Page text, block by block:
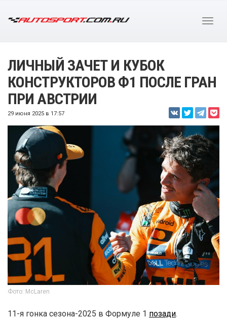
ЛИЧНЫЙ ЗАЧЕТ И КУБОК
КОНСТРУКТОРОВ Ф1 ПОСЛЕ ГРАН
ПРИ АВСТРИИ
29 июня 2025 в 17:57
Фото: McLaren
11-я гонка сезона-2025 в Формуле 1 позади.